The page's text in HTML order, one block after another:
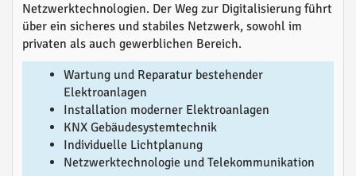
Netzwerktechnologien. Der Weg zur Digitalisierung führt
über ein sicheres und stabiles Netzwerk, sowohl im
privaten als auch gewerblichen Bereich.
Wartung und Reparatur bestehender
Elektroanlagen
Installation moderner Elektroanlagen
KNX Gebäudesystemtechnik
Individuelle Lichtplanung
Netzwerktechnologie und Telekommunikation